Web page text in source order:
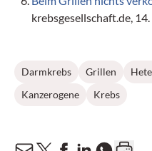
krebsgesellschaft.de,
Darmkrebs Grillen
Kanzerogene
Krebs